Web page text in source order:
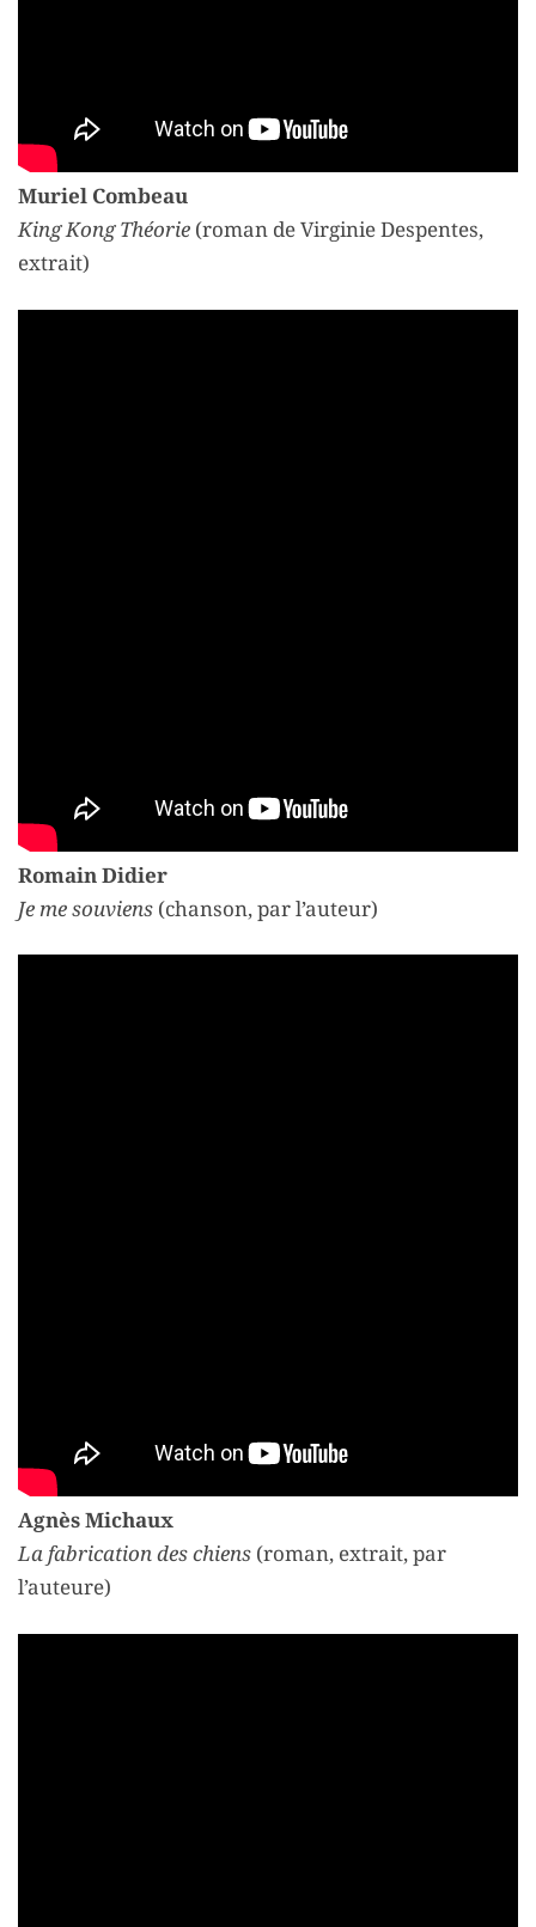
Muriel Combeau
King Kong Théorie (roman de Virginie Despentes,
extrait)
Romain Didier
Je me souviens (chanson, par l’auteur)
Agnès Michaux
La fabrication des chiens (roman, extrait, par
l’auteure)